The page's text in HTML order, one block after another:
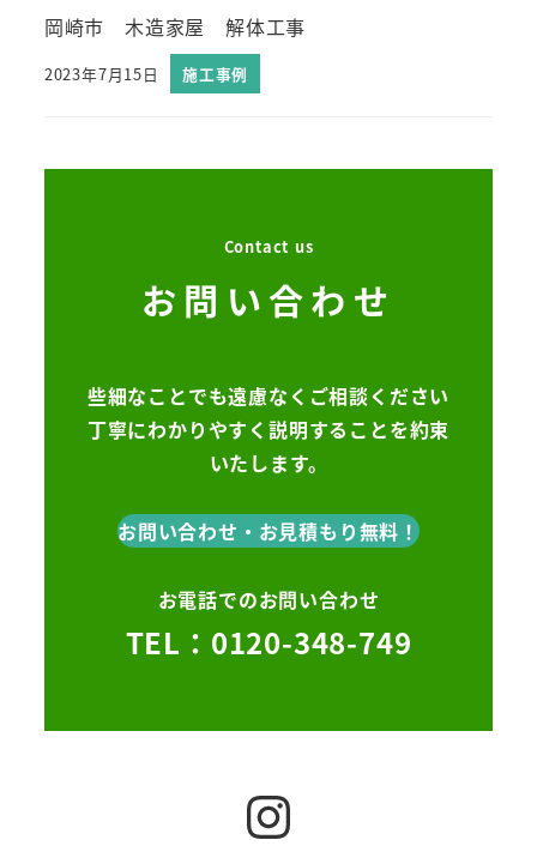
岡崎市 木造家屋 解体工事
2023年7月15日 施工事例
Contact us
お問い合わせ
些細なことでも遠慮なくご相談ください
丁寧にわかりやすく説明することを約束
いたします。
お問い合わせ・お見積もり無料！
お電話でのお問い合わせ
TEL：0120-348-749
Instagram